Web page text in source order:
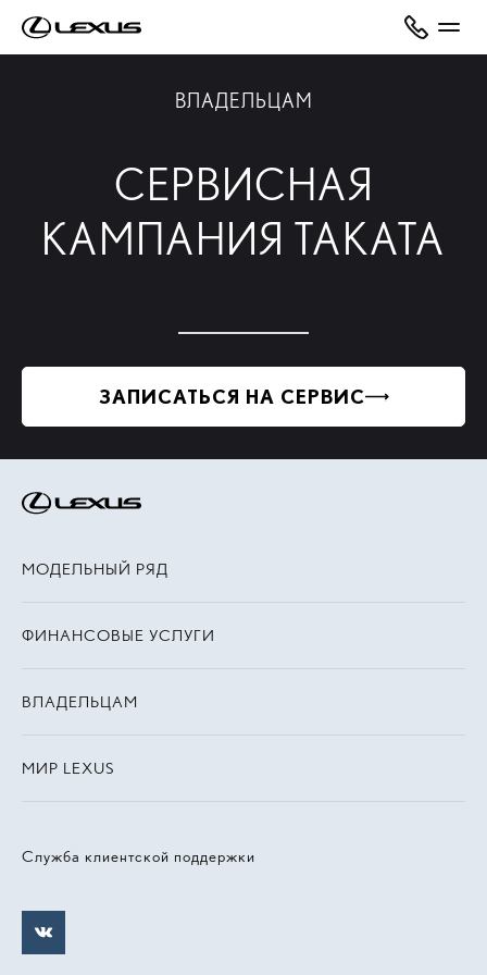
ВЛАДЕЛЬЦАМ
СЕРВИСНАЯ
КАМПАНИЯ TAKATA
ЗАПИСАТЬСЯ НА СЕРВИС
Служба клиентской поддержки
МОДЕЛЬНЫЙ РЯД
ФИНАНСОВЫЕ УСЛУГИ
ВЛАДЕЛЬЦАМ
МИР LEXUS